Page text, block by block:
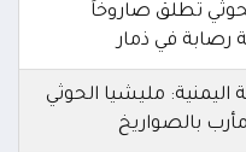
تطلق صاروخاً
رصابة في ذمار
مليشيا الحوثي
بالصواريخ